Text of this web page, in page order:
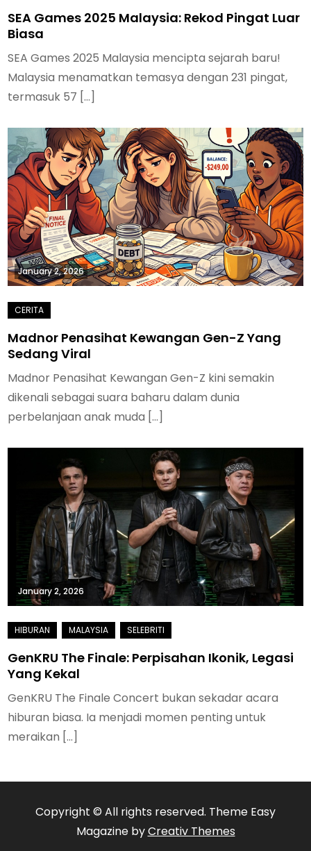
SEA Games 2025 Malaysia: Rekod Pingat Luar
Biasa
SEA Games 2025 Malaysia mencipta sejarah baru!
Malaysia menamatkan temasya dengan 231 pingat,
termasuk 57 […]
January 2, 2026
Madnor Penasihat Kewangan Gen-Z Yang
Sedang Viral
Madnor Penasihat Kewangan Gen-Z kini semakin
dikenali sebagai suara baharu dalam dunia
perbelanjaan anak muda […]
January 2, 2026
GenKRU The Finale: Perpisahan Ikonik, Legasi
Yang Kekal
GenKRU The Finale Concert bukan sekadar acara
hiburan biasa. Ia menjadi momen penting untuk
meraikan […]
Copyright © All rights reserved. Theme Easy
Magazine byCreativ Themes